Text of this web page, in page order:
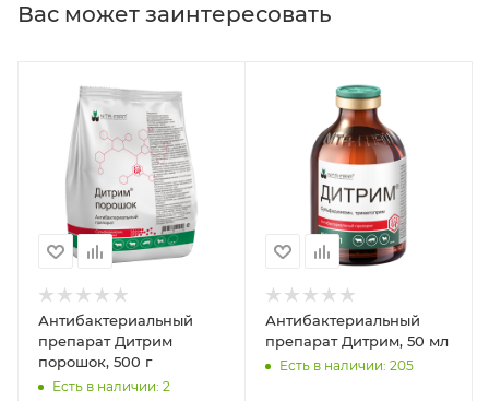
Вас может заинтересовать
Антибактериальный
препарат Дитрим
порошок, 500 г
Есть в наличии: 2
Антибактериальный
препарат Дитрим, 50 мл
Есть в наличии: 205